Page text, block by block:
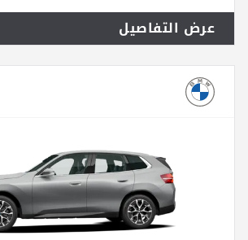
عرض التفاصيل